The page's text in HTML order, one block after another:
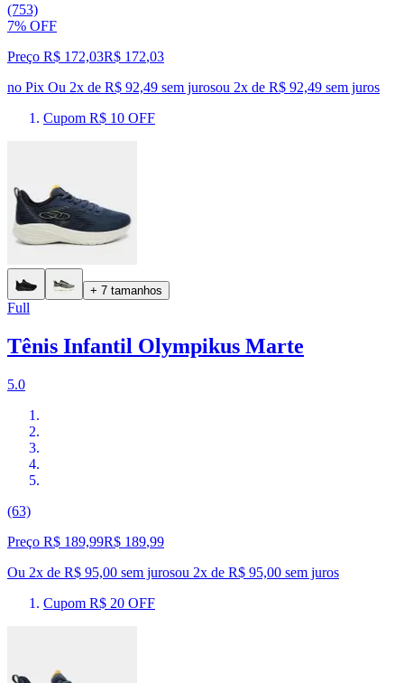
(753)
7% OFF
Preço R$ 172,03R$ 172,03
no Pix Ou 2x de R$ 92,49 sem jurosou 2x de R$ 92,49 sem juros
Cupom R$ 10 OFF
+ 7 tamanhos
Full
Tênis Infantil Olympikus Marte
5.0
(63)
Preço R$ 189,99R$ 189,99
Ou 2x de R$ 95,00 sem jurosou 2x de R$ 95,00 sem juros
Cupom R$ 20 OFF